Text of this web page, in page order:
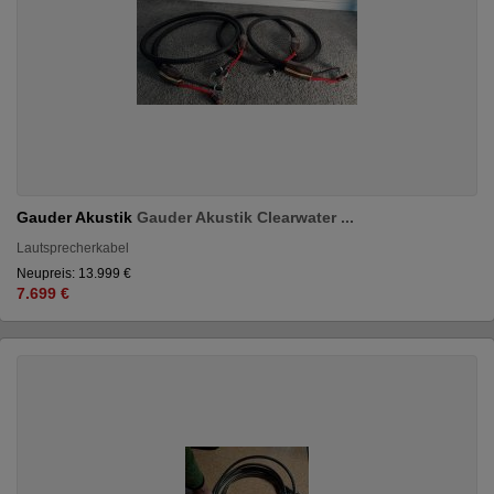
Gauder Akustik Gauder Akustik Clearwater ...
Lautsprecherkabel
Neupreis: 13.999 €
7.699 €